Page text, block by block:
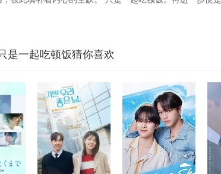
是一起吃顿饭猜你喜欢